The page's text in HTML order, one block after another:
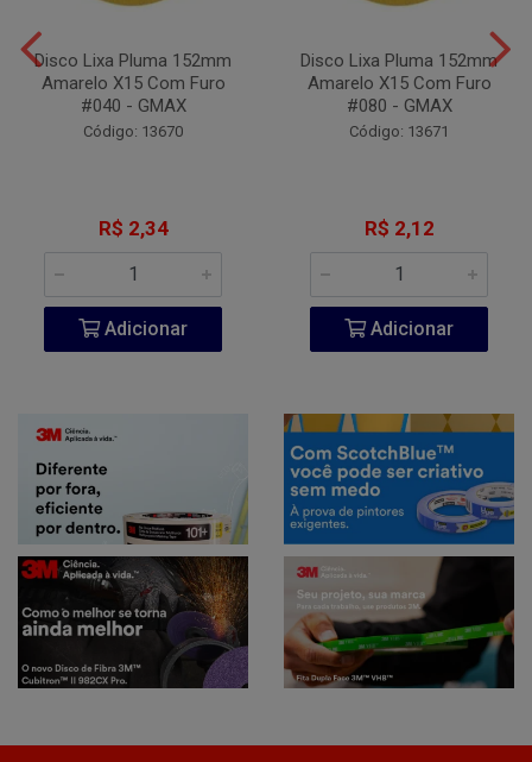
Disco Lixa Pluma 152mm
Amarelo X15 Com Furo
#040 - GMAX
Código: 13670
R$ 2,34
Adicionar
Disco Lixa Pluma 152mm
Amarelo X15 Com Furo
#080 - GMAX
Código: 13671
R$ 2,12
Adicionar